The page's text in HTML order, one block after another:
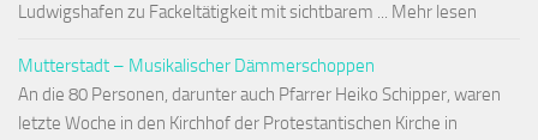
Ludwigshafen zu Fackeltätigkeit mit sichtbarem ... Mehr lesen
Mutterstadt – Musikalischer Dämmerschoppen
An die 80 Personen, darunter auch Pfarrer Heiko Schipper, waren
letzte Woche in den Kirchhof der Protestantischen Kirche in